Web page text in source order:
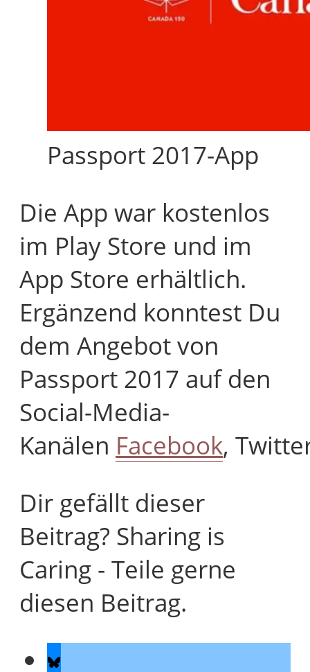
Passport 2017-App
Die App war kostenlos
im Play Store und im
App Store erhältlich.
Ergänzend konntest Du
dem Angebot von
Passport 2017 auf den
Social-Media-
Kanälen Facebook,
Dir gefällt dieser
Beitrag? Sharing is
Caring - Teile gerne
diesen Beitrag.